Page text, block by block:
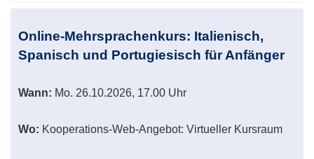
Online-Mehrsprachenkurs: Italienisch,
Spanisch und Portugiesisch für Anfänger
Wann: Mo. 26.10.2026, 17.00 Uhr
Wo: Kooperations-Web-Angebot: Virtueller Kursraum